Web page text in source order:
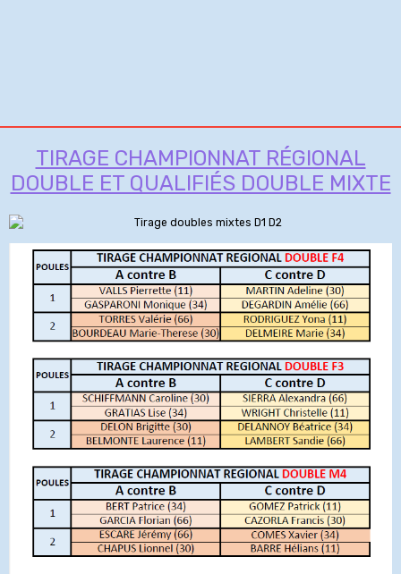
TIRAGE CHAMPIONNAT RÉGIONAL
DOUBLE ET QUALIFIÉS DOUBLE MIXTE